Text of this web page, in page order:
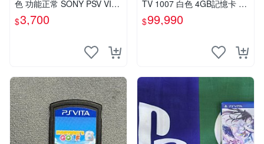
色 功能正常 SONY PSV VITA
主機 2000~3000型 二手功能
正常 賣3千5~4千也可用各式
$3,700
TV 1007 白色 4GB記憶卡 PS
3手把(白) 書盒完整 【台中恐
龍電玩】
$99,990